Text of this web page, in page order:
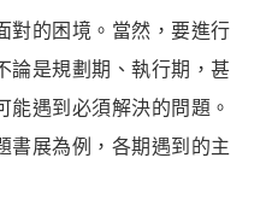
對的困境。當然，要進行
論是規劃期、執行期，甚
能遇到必須解決的問題。
書展為例，各期遇到的主